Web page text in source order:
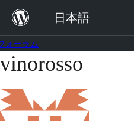
を
ス
ッ
プ
日本語
ォーラム
コ
テ
ン
vinorosso